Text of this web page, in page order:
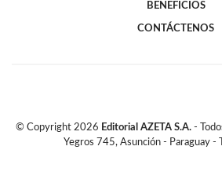
BENEFICIOS
CONTÁCTENOS
© Copyright 2026 Editorial AZETA S.A. -
Yegros 745, Asunción - Paraguay